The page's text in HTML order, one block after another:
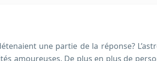
une partie de la réponse?
amoureuses. De plus en plus de